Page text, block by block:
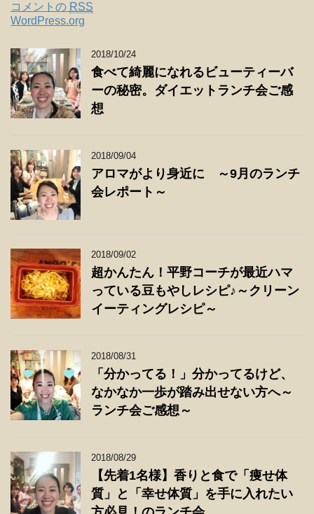
コメントの RSS
WordPress.org
2018/10/24
食べて綺麗になれるビューティーバ
ーの秘密。ダイエットランチ会ご感
想
2018/09/04
アロマがより身近に ～9月のランチ
会レポート～
2018/09/02
超かんたん！平野コーチが最近ハマ
っている豆もやしレシピ♪～クリーン
イーティングレシピ～
2018/08/31
「分かってる！」分かってるけど、
なかなか一歩が踏み出せない方へ～
ランチ会ご感想～
2018/08/29
【先着1名様】香りと食で「痩せ体
質」と「幸せ体質」を手に入れたい